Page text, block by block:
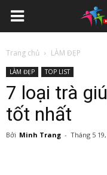
Trang chủ LÀM ĐẸP
LÀM ĐẸP TOP LIST
7 loại trà
tốt nhất
Bởi Minh Trang - Tháng 5